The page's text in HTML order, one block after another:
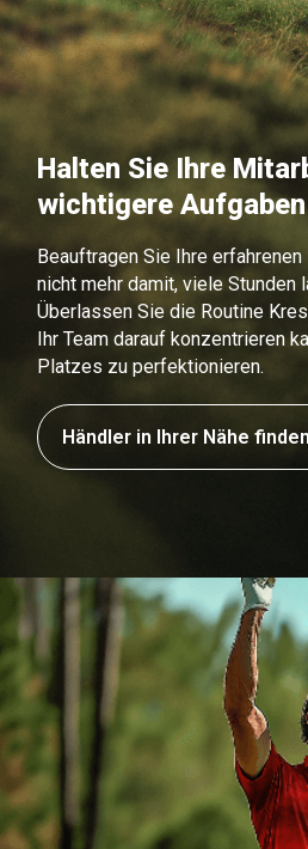
Halten Sie Ihre
wichtigere Aufgaben
Beauftragen Sie Ihre
nicht mehr damit, viele Stunden
Überlassen Sie die Routine
Ihr Team darauf konzentrieren
Platzes zu perfektionieren.
Händler in Ihrer Nähe finden